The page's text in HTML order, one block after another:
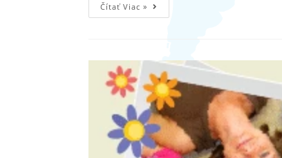
Čítať Viac »